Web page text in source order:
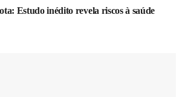
Estudo inédito revela riscos à saúde